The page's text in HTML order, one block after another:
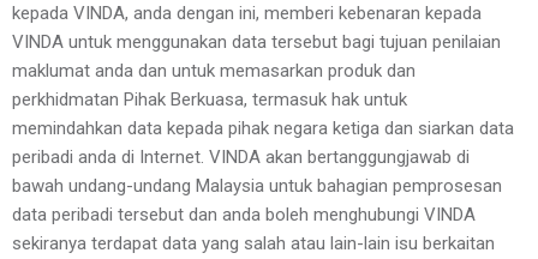
kepada VINDA, anda dengan ini, memberi kebenaran kepada
VINDA untuk menggunakan data tersebut bagi tujuan penilaian
maklumat anda dan untuk memasarkan produk dan
perkhidmatan Pihak Berkuasa, termasuk hak untuk
memindahkan data kepada pihak negara ketiga dan siarkan data
peribadi anda di Internet. VINDA akan bertanggungjawab di
bawah undang-undang Malaysia untuk bahagian pemprosesan
data peribadi tersebut dan anda boleh menghubungi VINDA
sekiranya terdapat data yang salah atau lain-lain isu berkaitan